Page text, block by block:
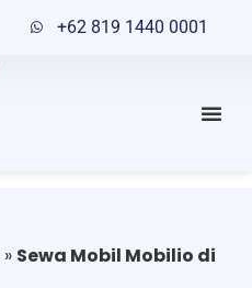
+62 819 1440 0001
» Sewa Mobil Mobilio di